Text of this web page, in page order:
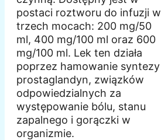
postaci roztworu do infuzji w
trzech mocach: 200 mg/50
ml, 400 mg/100 ml oraz 600
mg/100 ml. Lek ten działa
poprzez hamowanie syntezy
prostaglandyn, związków
odpowiedzialnych za
występowanie bólu, stanu
zapalnego i gorączki w
organizmie.